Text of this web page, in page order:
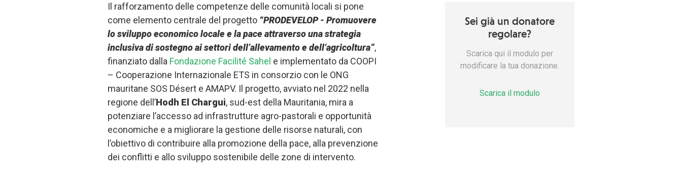
Il rafforzamento delle competenze delle comunità locali si pone
come elemento centrale del progetto “PRODEVELOP - Promuovere
lo sviluppo economico locale e la pace attraverso una strategia
inclusiva di sostegno ai settori dell’allevamento e dell’agricoltura”,
finanziato dalla Fondazione Facilité Sahel e implementato da COOPI
– Cooperazione Internazionale ETS in consorzio con le ONG
mauritane SOS Désert e AMAPV. Il progetto, avviato nel 2022 nella
regione dell’Hodh El Chargui, sud-est della Mauritania, mira a
potenziare l’accesso ad infrastrutture agro-pastorali e opportunità
economiche e a migliorare la gestione delle risorse naturali, con
l’obiettivo di contribuire alla promozione della pace, alla prevenzione
dei conflitti e allo sviluppo sostenibile delle zone di intervento.
Sei già un donatore
regolare?
Scarica qui il modulo per
modificare la tua donazione.
Scarica il modulo